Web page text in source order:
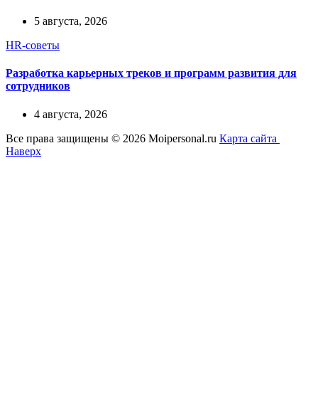
5 августа, 2026
HR-советы
Разработка карьерных треков и программ развития для
сотрудников
4 августа, 2026
Все права защищены © 2026 Moipersonal.ru Карта сайта
Наверх